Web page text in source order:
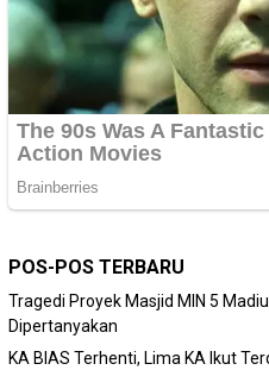
POS-POS TERBARU
Tragedi Proyek Masjid MIN 5
Dipertanyakan
KA BIAS Terhenti, Lima KA Ikut